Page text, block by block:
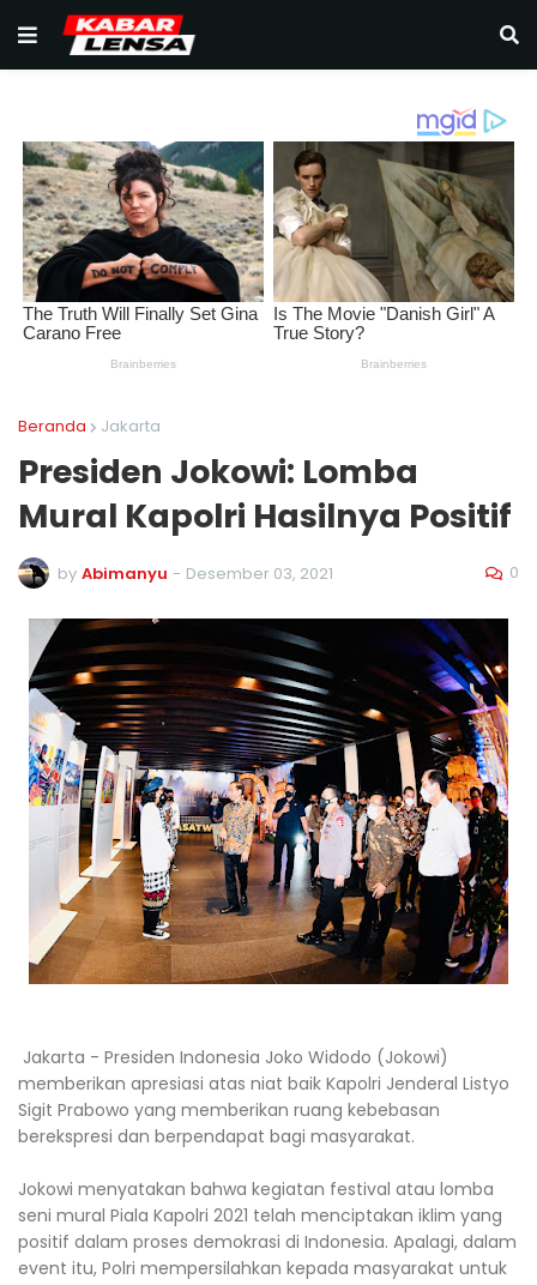
Beranda Jakarta
Presiden Jokowi: Lomba
Mural Kapolri Hasilnya Positif
by Abimanyu - Desember 03, 2021 0
Jakarta - Presiden Indonesia Joko Widodo (Jokowi)
memberikan apresiasi atas niat baik Kapolri Jenderal Listyo
Sigit Prabowo yang memberikan ruang kebebasan
berekspresi dan berpendapat bagi masyarakat.
Jokowi menyatakan bahwa kegiatan festival atau lomba
seni mural Piala Kapolri 2021 telah menciptakan iklim yang
positif dalam proses demokrasi di Indonesia. Apalagi, dalam
event itu, Polri mempersilahkan kepada masyarakat untuk